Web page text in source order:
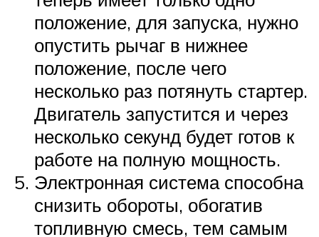
положение, для запуска, нужно
опустить рычаг в нижнее
положение, после чего
несколько раз потянуть стартер.
Двигатель запустится и через
несколько секунд будет готов к
работе на полную мощность.
Электронная система способна
снизить обороты, обогатив
топливную смесь, тем самым